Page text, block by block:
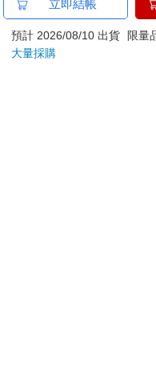
ATM提款機，請不要聽從
退換貨須知：
立即結帳
預計 2026/08/10 出貨 限量
大量採購